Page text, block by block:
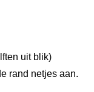
uit blik)
rand netjes aan.